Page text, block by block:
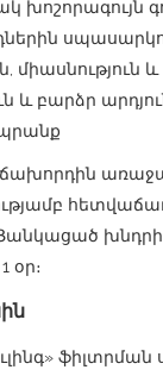
խոշորագույն
միասնություն
և բարձր
խնդրի
օր։